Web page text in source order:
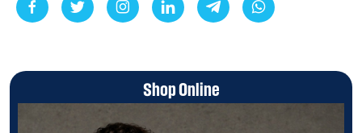
Shop Online